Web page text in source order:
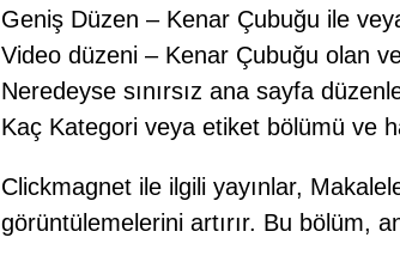
Geniş Düzen – Kenar Çubuğu ile
Video düzeni – Kenar Çubuğu olan
Neredeyse sınırsız ana sayfa
Kaç Kategori veya etiket bölümü ve
Clickmagnet ile ilgili yayınlar,
görüntülemelerini artırır. Bu bölüm,